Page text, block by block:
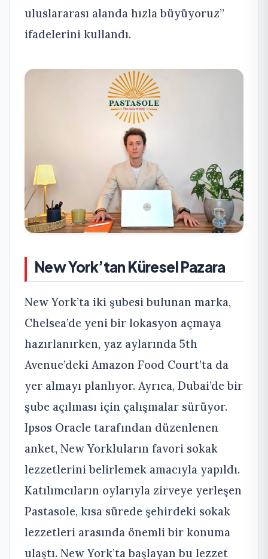
uluslararası alanda hızla büyüyoruz”
ifadelerini kullandı.
New York’tan Küresel Pazara
New York’ta iki şubesi bulunan marka,
Chelsea’de yeni bir lokasyon açmaya
hazırlanırken, yaz aylarında 5th
Avenue’deki Amazon Food Court’ta da
yer almayı planlıyor. Ayrıca, Dubai’de bir
şube açılması için çalışmalar sürüyor.
Ipsos Oracle tarafından düzenlenen
anket, New Yorkluların favori sokak
lezzetlerini belirlemek amacıyla yapıldı.
Katılımcıların oylarıyla zirveye yerleşen
Pastasole, kısa sürede şehirdeki sokak
lezzetleri arasında önemli bir konuma
ulaştı. New York’ta başlayan bu lezzet